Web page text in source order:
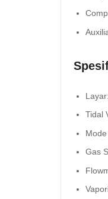
Tidal
Gas